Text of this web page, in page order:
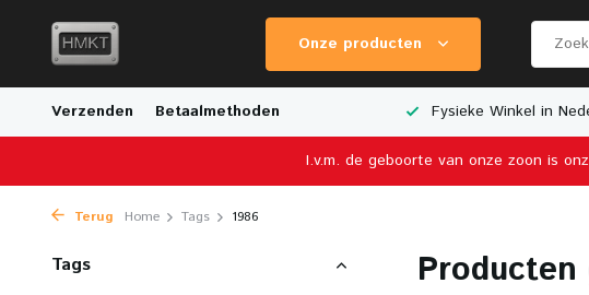
Onze producten
Verzenden Betaalmethoden
Verzending Breed Aanbod van Schaalmodellen Fysieke Winkel in
I.v.m. de geboorte van onze zoon is
Terug Home Tags 1986
Tags
Producten